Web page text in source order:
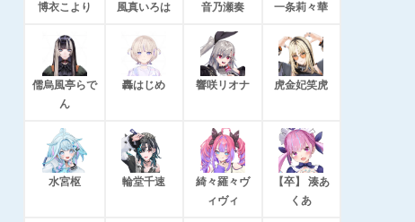
博衣こより 風真いろは 音乃瀬奏 一条莉々華
儒烏風亭らで
ん
轟はじめ 響咲リオナ 虎金妃笑虎
水宮枢 輪堂千速
綺々羅々ヴ
ィヴィ
【卒】 湊あ
くあ